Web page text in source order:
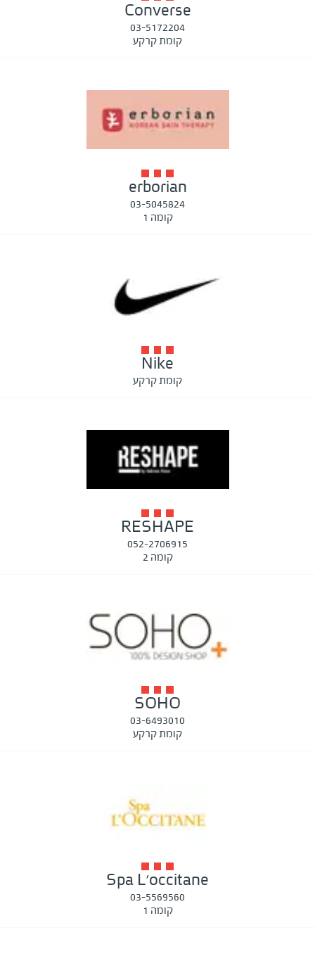
Converse
03-5172204
קומת קרקע
erborian
03-5045824
קומה 1
Nike
קומת קרקע
RESHAPE
052-2706915
קומה 2
SOHO
03-6493010
קומת קרקע
Spa L'occitane
03-5569560
קומה 1